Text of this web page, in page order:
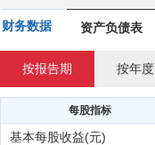
财务数据 资产负债表
按报告期 按年度
每股指标
基本每股收益(元)